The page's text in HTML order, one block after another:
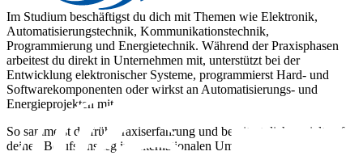
Im Studium beschäftigst du dich mit Themen wie Elektronik,
Automatisierungstechnik, Kommunikationstechnik,
Programmierung und Energietechnik. Während der Praxisphasen
arbeitest du direkt in Unternehmen mit, unterstützt bei der
Entwicklung elektronischer Systeme, programmierst Hard- und
Softwarekomponenten oder wirkst an Automatisierungs- und
Energieprojekten mit.
So sammelst du früh Praxiserfahrung und bereitest dich gezielt auf
deinen Berufseinstieg im internationalen Umfeld vor.